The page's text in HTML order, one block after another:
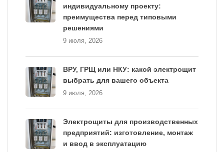
индивидуальному проекту:
преимущества перед типовыми
решениями
9 июля, 2026
ВРУ, ГРЩ или НКУ: какой электрощит
выбрать для вашего объекта
9 июля, 2026
Электрощиты для производственных
предприятий: изготовление, монтаж
и ввод в эксплуатацию